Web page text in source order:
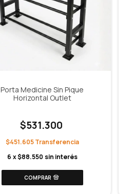
Porta Medicine Sin Pique
Horizontal Outlet
$531.300
$451.605
6 x$88.550 sin interés